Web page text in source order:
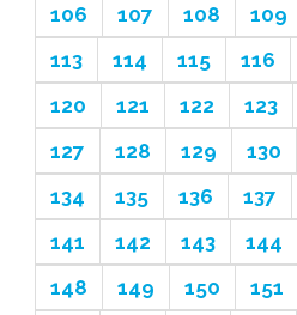
106
107 108 109
113
114 115 116
120
121 122 123
127
128 129 130
134
135 136 137
141
142 143 144
148
149 150 151